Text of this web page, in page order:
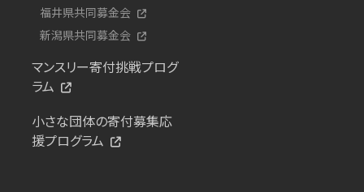
福井県共同募金会
新潟県共同募金会
マンスリー寄付挑戦プログ
ラム
小さな団体の寄付募集応
援プログラム